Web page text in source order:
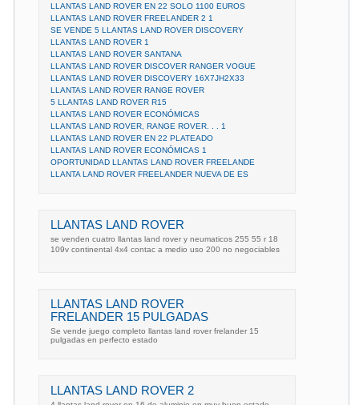
LLANTAS LAND ROVER EN 22 SOLO 1100 EUROS
LLANTAS LAND ROVER FREELANDER 2 1
SE VENDE 5 LLANTAS LAND ROVER DISCOVERY
LLANTAS LAND ROVER 1
LLANTAS LAND ROVER SANTANA
LLANTAS LAND ROVER DISCOVER RANGER VOGUE
LLANTAS LAND ROVER DISCOVERY 16X7JH2X33
LLANTAS LAND ROVER RANGE ROVER
5 LLANTAS LAND ROVER R15
LLANTAS LAND ROVER ECONÓMICAS
LLANTAS LAND ROVER, RANGE ROVER. . . 1
LLANTAS LAND ROVER EN 22 PLATEADO
LLANTAS LAND ROVER ECONÓMICAS 1
OPORTUNIDAD LLANTAS LAND ROVER FREELANDE
LLANTA LAND ROVER FREELANDER NUEVA DE ES
LLANTAS LAND ROVER
se venden cuatro llantas land rover y neumaticos 255 55 r 18
109v continental 4x4 contac a medio uso 200 no negociables
LLANTAS LAND ROVER
FRELANDER 15 PULGADAS
Se vende juego completo llantas land rover frelander 15
pulgadas en perfecto estado
LLANTAS LAND ROVER 2